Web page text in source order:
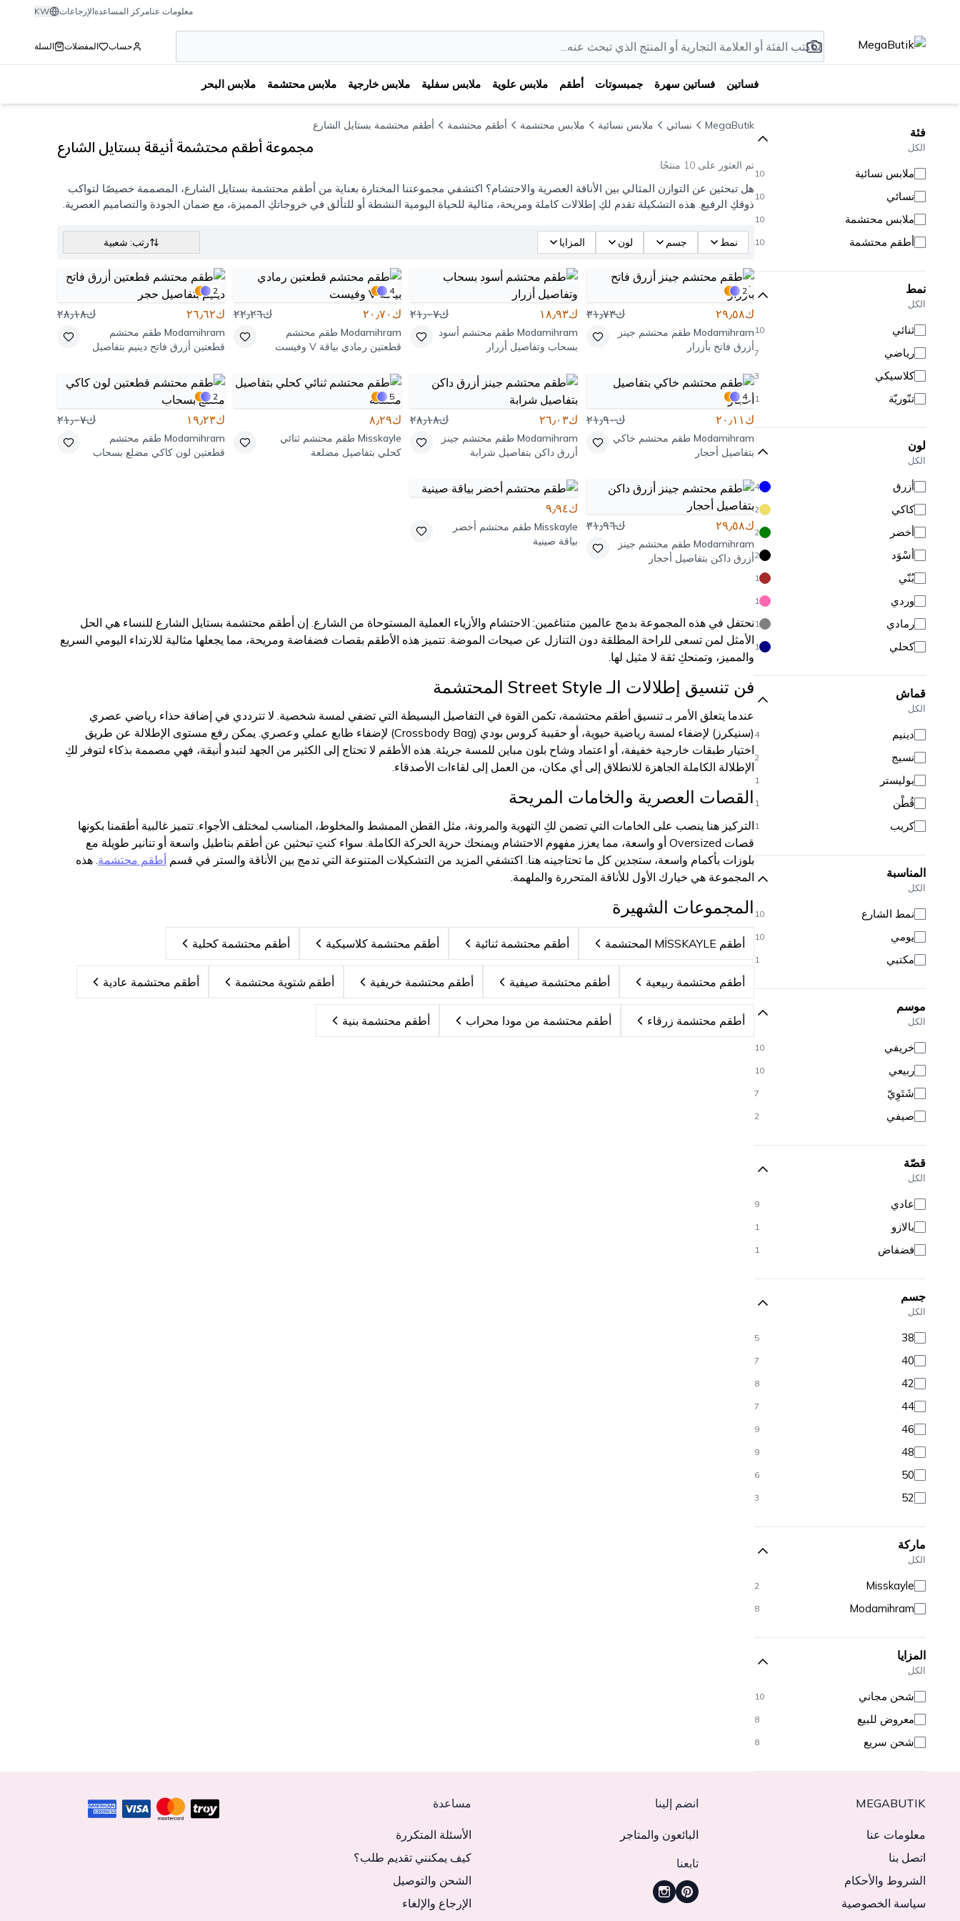
معلومات عنامركز المساعدةالإرجاعات KW
حساب المفضلات السلة
فساتين فساتين سهرة جمبسوتات أطقم ملابس علوية ملابس سفلية ملابس خارجية ملابس محتشمة ملابس البحر
فئة
الكل
ملابس نسائية 10
نسائي 10
ملابس محتشمة 10
أطقم محتشمة 10
نمط
الكل
ثنائي 10
رياضي 7
كلاسيكي 3
تنّوريّة 1
لون
الكل
أزرق 4
كاكي 2
أخضر 2
أَسْوَد 2
بُنّي 1
وردي 1
رمادي 1
كحلي 1
قماش
الكل
دينيم 4
نسيج 2
بوليستر 1
قُطْن 1
كريب 1
المناسبة
الكل
نمط الشارع 10
يومي 10
مكتبي 1
موسم
الكل
خريفي 10
ربيعي 10
شَتَوِيّ 7
صيفي 2
قصّة
الكل
عادي 9
بالازو 1
فضفاض 1
جسم
الكل
38
5
40
7
42
8
44
7
46
9
48
9
50
6
52
3
ماركة
الكل
Misskayle
2
Modamihram
8
المزايا
الكل
شحن مجاني 10
معروض للبيع 8
شحن سريع 8
MegaButik نسائي ملابس نسائية ملابس محتشمة أطقم محتشمة أطقم محتشمة بستايل الشارع
مجموعة أطقم محتشمة أنيقة بستايل الشارع
تم العثور على 10 منتجًا.
هل تبحثين عن التوازن المثالي بين الأناقة العصرية والاحتشام؟ اكتشفي مجموعتنا المختارة بعناية من أطقم محتشمة بستايل الشارع، المصممة خصيصًا لتواكب
ذوقكِ الرفيع. هذه التشكيلة تقدم لكِ إطلالات كاملة ومريحة، مثالية للحياة اليومية النشطة أو للتألق في خروجاتكِ المميزة، مع ضمان الجودة والتصاميم العصرية.
نمط جسم لون المزايا رتب: شعبية
2
ك٢٩٫٥٨ ك٣١٫٧٣
Modamihram طقم محتشم جينز
أزرق فاتح بأزرار
ك١٨٫٩٣ ك٢١٫٠٧
Modamihram طقم محتشم أسود
بسحاب وتفاصيل أزرار
4
ك٢٠٫٧٠ ك٢٢٫٢٦
Modamihram طقم محتشم
قطعتين رمادي بياقة V وفيست
2
ك٢٦٫٦٢ ك٢٨٫١٨
Modamihram طقم محتشم
قطعتين أزرق فاتح دينيم بتفاصيل
4
ك٢٠٫١١ ك٢١٫٩٠
Modamihram طقم محتشم خاكي
بتفاصيل أحجار
ك٢٦٫٠٣ ك٢٨٫١٨
Modamihram طقم محتشم جينز
أزرق داكن بتفاصيل شرابة
5
ك٨٫٢٩
Misskayle طقم محتشم ثنائي
كحلي بتفاصيل مضلعة
2
ك١٩٫٢٣ ك٢١٫٠٧
Modamihram طقم محتشم
قطعتين لون كاكي مضلع بسحاب
ك٢٩٫٥٨ ك٣١٫٩٦
Modamihram طقم محتشم جينز
أزرق داكن بتفاصيل أحجار
ك٩٫٩٤
Misskayle طقم محتشم أخضر
بياقة صينية
نحتفل في هذه المجموعة بدمج عالمين متناغمين: الاحتشام والأزياء العملية المستوحاة من الشارع. إن أطقم محتشمة بستايل الشارع للنساء هي الحل
الأمثل لمن تسعى للراحة المطلقة دون التنازل عن صيحات الموضة. تتميز هذه الأطقم بقصات فضفاضة ومريحة، مما يجعلها مثالية للارتداء اليومي السريع
والمميز، وتمنحكِ ثقة لا مثيل لها.
فن تنسيق إطلالات الـ Street Style المحتشمة
عندما يتعلق الأمر بـ تنسيق أطقم محتشمة، تكمن القوة في التفاصيل البسيطة التي تضفي لمسة شخصية. لا تترددي في إضافة حذاء رياضي عصري
(سنيكرز) لإضفاء لمسة رياضية حيوية، أو حقيبة كروس بودي (Crossbody Bag) لإضفاء طابع عملي وعصري. يمكن رفع مستوى الإطلالة عن طريق
اختيار طبقات خارجية خفيفة، أو اعتماد وشاح بلون مباين للمسة جريئة. هذه الأطقم لا تحتاج إلى الكثير من الجهد لتبدو أنيقة، فهي مصممة بذكاء لتوفر لكِ
الإطلالة الكاملة الجاهزة للانطلاق إلى أي مكان، من العمل إلى لقاءات الأصدقاء.
القصات العصرية والخامات المريحة
التركيز هنا ينصب على الخامات التي تضمن لكِ التهوية والمرونة، مثل القطن الممشط والمخلوط، المناسب لمختلف الأجواء. تتميز غالبية أطقمنا بكونها
قصات Oversized أو واسعة، مما يعزز مفهوم الاحتشام ويمنحك حرية الحركة الكاملة. سواء كنتِ تبحثين عن أطقم بناطيل واسعة أو تنانير طويلة مع
بلوزات بأكمام واسعة، ستجدين كل ما تحتاجينه هنا. اكتشفي المزيد من التشكيلات المتنوعة التي تدمج بين الأناقة والستر في قسم أطقم محتشمة. هذه
المجموعة هي خيارك الأول للأناقة المتحررة والملهمة.
المجموعات الشهيرة
أطقم MİSSKAYLE المحتشمة أطقم محتشمة ثنائية أطقم محتشمة كلاسيكية أطقم محتشمة كحلية
أطقم محتشمة ربيعية أطقم محتشمة صيفية أطقم محتشمة خريفية أطقم شتوية محتشمة أطقم محتشمة عادية
أطقم محتشمة زرقاء أطقم محتشمة من مودا محراب أطقم محتشمة بنية
MEGABUTIK
معلومات عنا
اتصل بنا
الشروط والأحكام
سياسة الخصوصية
انضم إلينا
البائعون والمتاجر
تابعنا
مساعدة
الأسئلة المتكررة
كيف يمكنني تقديم طلب؟
الشحن والتوصيل
الإرجاع والإلغاء